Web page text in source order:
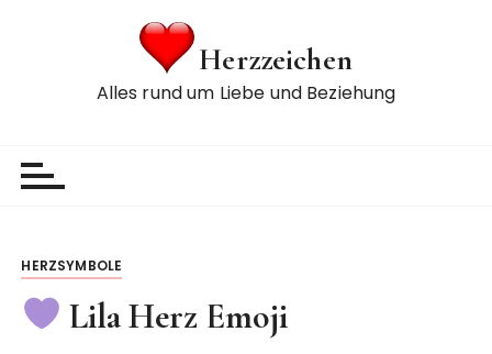
Herzzeichen
Alles rund um Liebe und Beziehung
HERZSYMBOLE
Lila Herz Emoji